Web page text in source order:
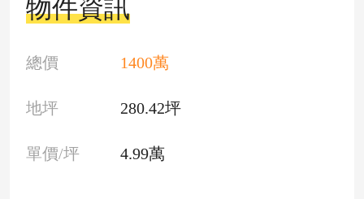
物件資訊
總價 1400萬
地坪 280.42坪
單價/坪 4.99萬